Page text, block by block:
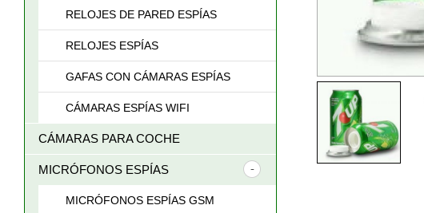
RELOJES DE PARED ESPÍAS
RELOJES ESPÍAS
GAFAS CON CÁMARAS ESPÍAS
CÁMARAS ESPÍAS WIFI
CÁMARAS PARA COCHE
MICRÓFONOS ESPÍAS
MICRÓFONOS ESPÍAS GSM